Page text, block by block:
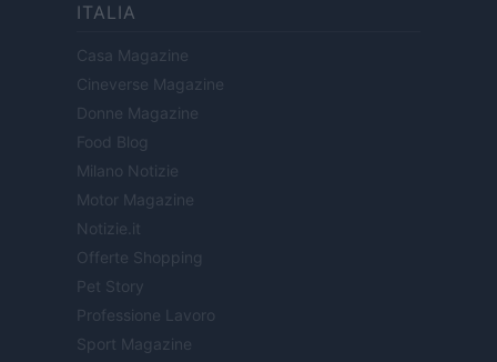
ITALIA
Casa Magazine
Cineverse Magazine
Donne Magazine
Food Blog
Milano Notizie
Motor Magazine
Notizie.it
Offerte Shopping
Pet Story
Professione Lavoro
Sport Magazine